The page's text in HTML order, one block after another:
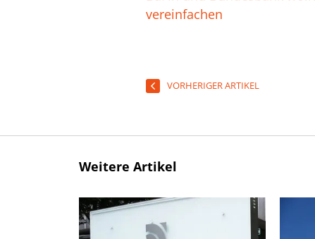
vereinfachen
VORHERIGER ARTIKEL
Weitere Artikel